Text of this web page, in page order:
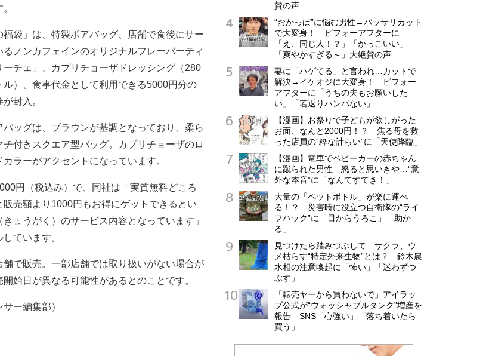
福袋」は、特製ボアバッグ、店舗で食後にサー
るノンカフェインのオリジナルフレーバーティ
ーチェ」、カプリチョーザドレッシング（280
ル）、食事代金として利用できる5000円分の
封入。
ッグは、ブラウンが基調となっており、柔ら
チ付きスクエア型バッグ。カプリチョーザのロ
カラーがアクセントになっています。
円（税込み）で、同社は「実質無料どころ
販売額より1000円もお得にゲットできるとい
きょうがく）のサービス内容となっています」
ています。
で販売。一部店舗では取り扱いがない場合が
開始日が異なる可能性があるとのことです。
サー編集部）
賛の声
“おかっぱ”に悩む男性→バッサリカット
で大変身！ ビフォーアフターに
「え、同じ人！？」「かっこいい」
「爽やかすぎる～」大絶賛の声
妻に「ハゲてる」と言われ…カットで
解決→イケオジに大変身！ ビフォー
アフターに「うちの夫もお願いした
い」「若返りハンパない」
【漫画】お祭りで子どもが欲しがった
お面、なんと2000円！？ 焦る母を救
った店員の“粋な計らい”に「天使降臨」
【漫画】電車でベビーカーの赤ちゃん
に蹴られた男性 怒ると思いきや…“意
外な本音”に「なんてすてき！」
大量の「ペットボトル」が楽に運べ
る！？ 災害時に役立つ自衛隊の“ライ
フハック”に「目からうろこ」「助か
る」
見つけたら踏みつぶして…サクラ、ウ
メ枯らす“特定外来生物”とは？ 鈴木農
水相の注意喚起に「怖い」「迷わずつ
ぶす」
「転売ヤーから買わないで」アイラッ
プ公式が“ウォッシャブルタンク”増産を
報告 SNS「心強い」「落ち着いたら
買う」